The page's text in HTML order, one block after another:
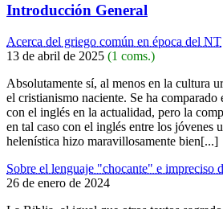
Introducción General
Acerca del griego común en época del NT
13 de abril de 2025 (1 coms.)
Absolutamente sí, al menos en la cultura
el cristianismo naciente. Se ha
con el inglés en la actualidad, pero la
en tal caso con el inglés entre los jóvenes
helenística hizo maravillosamente bien[...]
Sobre el lenguaje "chocante" e impreciso
26 de enero de 2024